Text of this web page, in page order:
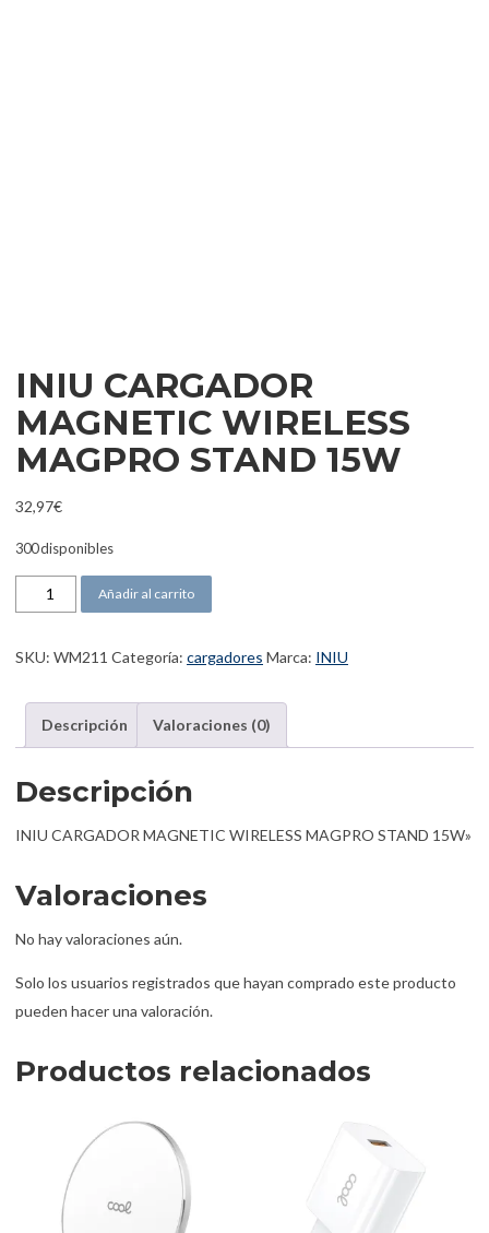
INIU CARGADOR
MAGNETIC WIRELESS
MAGPRO STAND 15W
32,97€
300 disponibles
INIU CARGADOR MAGNETIC WIRELESS MAGPRO STAND 15W
Añadir al carrito
SKU: WM211 Categoría: cargadores Marca: INIU
Descripción Valoraciones (0)
Descripción
INIU CARGADOR MAGNETIC WIRELESS MAGPRO STAND 15W»
Valoraciones
No hay valoraciones aún.
Solo los usuarios registrados que hayan comprado este producto
pueden hacer una valoración.
Productos relacionados